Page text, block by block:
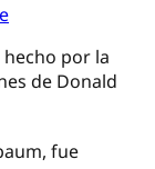
por la
de Donald
fue